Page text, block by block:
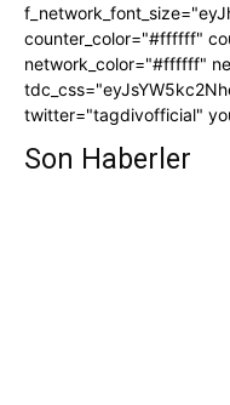
counter_color="#ffffff"
network_color="#ffffff"
twitter="tagdivofficial"
Son Haberler